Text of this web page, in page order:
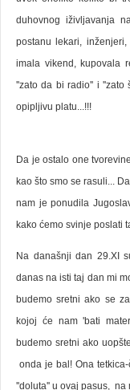
duhovnog iživljavanja
postanu lekari,
imala vikend, kupovala
''zato da bi radio'' i ''zato
opipljivu platu...!!!
Da je ostalo one
kao što smo se rasuli...
nam je ponudila
kako ćemo svinje poslati
Na današnji dan 29.XI
danas na isti taj dan mi
budemo sretni ako se
kojoj će nam 'bati
budemo sretni ako
onda je bal! Ona
''doluta'' u ovaj pasus, na